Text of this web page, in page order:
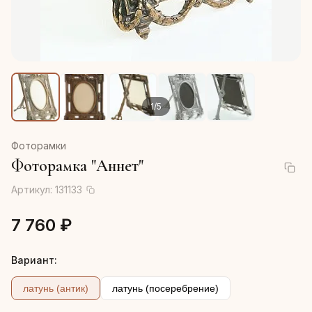
1/5
Фоторамки
Фоторамка "Аннет"
Артикул: 131133
7 760 ₽
Вариант:
латунь (антик) латунь (посеребрение)